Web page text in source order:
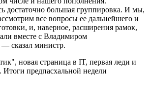
достаточно большая группировка. И мы,
все вопросы ее дальнейшего и
и, наверное, расширения рамок,
вместе с Владимиром
сказал министр.